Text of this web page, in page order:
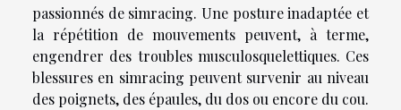
passionnés de simracing. Une posture inadaptée et
la répétition de mouvements peuvent, à terme,
engendrer des troubles musculosquelettiques. Ces
blessures en simracing peuvent survenir au niveau
des poignets, des épaules, du dos ou encore du cou.